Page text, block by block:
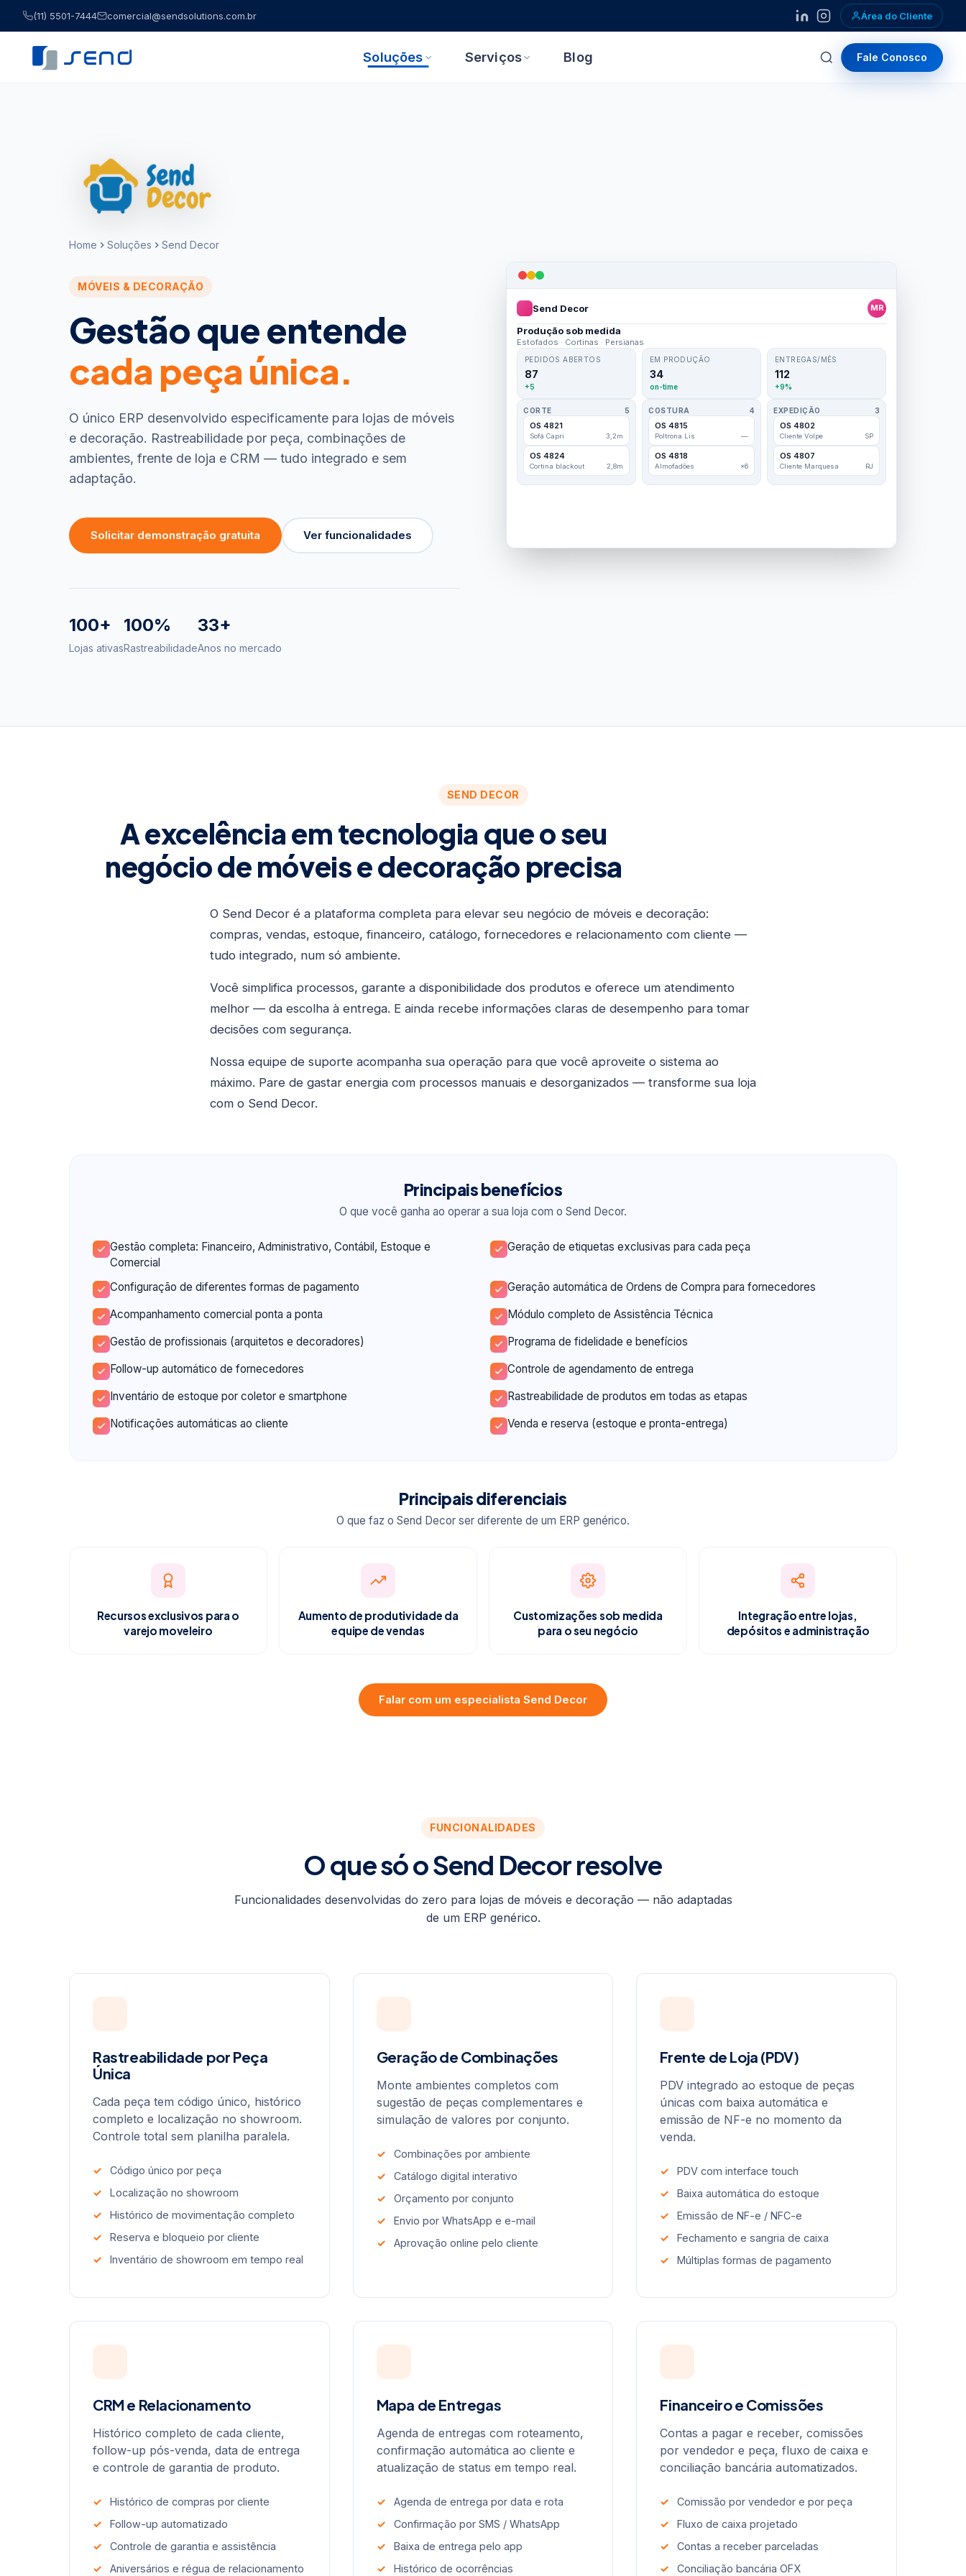
(11) 5501-7444 comercial@sendsolutions.com.br Área do Cliente
Soluções Serviços Blog Fale Conosco
Home Soluções Send Decor
MÓVEIS & DECORAÇÃO
Gestão que entende
cada peça única.
O único ERP desenvolvido especificamente para lojas de móveis
e decoração. Rastreabilidade por peça, combinações de
ambientes, frente de loja e CRM — tudo integrado e sem
adaptação.
Solicitar demonstração gratuita Ver funcionalidades
100+
Lojas ativas
100%
Rastreabilidade
33+
Anos no mercado
Send Decor MR
Produção sob medida
Estofados · Cortinas · Persianas
PEDIDOS ABERTOS
87
+5
EM PRODUÇÃO
34
on-time
ENTREGAS/MÊS
112
+9%
CORTE 5
OS 4821
Sofá Capri 3,2m
OS 4824
Cortina blackout 2,8m
COSTURA 4
OS 4815
Poltrona Lis —
OS 4818
Almofadões ×6
EXPEDIÇÃO 3
OS 4802
Cliente Volpe SP
OS 4807
Cliente Marquesa RJ
SEND DECOR
A excelência em tecnologia que o seu
negócio de móveis e decoração precisa
O Send Decor é a plataforma completa para elevar seu negócio de móveis e decoração:
compras, vendas, estoque, financeiro, catálogo, fornecedores e relacionamento com cliente —
tudo integrado, num só ambiente.
Você simplifica processos, garante a disponibilidade dos produtos e oferece um atendimento
melhor — da escolha à entrega. E ainda recebe informações claras de desempenho para tomar
decisões com segurança.
Nossa equipe de suporte acompanha sua operação para que você aproveite o sistema ao
máximo. Pare de gastar energia com processos manuais e desorganizados — transforme sua loja
com o Send Decor.
Principais benefícios
O que você ganha ao operar a sua loja com o Send Decor.
Gestão completa: Financeiro, Administrativo, Contábil, Estoque e
Comercial
Geração de etiquetas exclusivas para cada peça
Configuração de diferentes formas de pagamento
Geração automática de Ordens de Compra para fornecedores
Acompanhamento comercial ponta a ponta
Módulo completo de Assistência Técnica
Gestão de profissionais (arquitetos e decoradores)
Programa de fidelidade e benefícios
Follow-up automático de fornecedores
Controle de agendamento de entrega
Inventário de estoque por coletor e smartphone
Rastreabilidade de produtos em todas as etapas
Notificações automáticas ao cliente
Venda e reserva (estoque e pronta-entrega)
Principais diferenciais
O que faz o Send Decor ser diferente de um ERP genérico.
Recursos exclusivos para o
varejo moveleiro
Aumento de produtividade da
equipe de vendas
Customizações sob medida
para o seu negócio
Integração entre lojas,
depósitos e administração
Falar com um especialista Send Decor
FUNCIONALIDADES
O que só o Send Decor resolve
Funcionalidades desenvolvidas do zero para lojas de móveis e decoração — não adaptadas
de um ERP genérico.
Rastreabilidade por Peça
Única
Cada peça tem código único, histórico
completo e localização no showroom.
Controle total sem planilha paralela.
Código único por peça
Localização no showroom
Histórico de movimentação completo
Reserva e bloqueio por cliente
Inventário de showroom em tempo real
Geração de Combinações
Monte ambientes completos com
sugestão de peças complementares e
simulação de valores por conjunto.
Combinações por ambiente
Catálogo digital interativo
Orçamento por conjunto
Envio por WhatsApp e e-mail
Aprovação online pelo cliente
Frente de Loja (PDV)
PDV integrado ao estoque de peças
únicas com baixa automática e
emissão de NF-e no momento da
venda.
PDV com interface touch
Baixa automática do estoque
Emissão de NF-e / NFC-e
Fechamento e sangria de caixa
Múltiplas formas de pagamento
CRM e Relacionamento
Histórico completo de cada cliente,
follow-up pós-venda, data de entrega
e controle de garantia de produto.
Histórico de compras por cliente
Follow-up automatizado
Controle de garantia e assistência
Aniversários e régua de relacionamento
Mapa de Entregas
Agenda de entregas com roteamento,
confirmação automática ao cliente e
atualização de status em tempo real.
Agenda de entrega por data e rota
Confirmação por SMS / WhatsApp
Baixa de entrega pelo app
Histórico de ocorrências
Financeiro e Comissões
Contas a pagar e receber, comissões
por vendedor e peça, fluxo de caixa e
conciliação bancária automatizados.
Comissão por vendedor e por peça
Fluxo de caixa projetado
Contas a receber parceladas
Conciliação bancária OFX